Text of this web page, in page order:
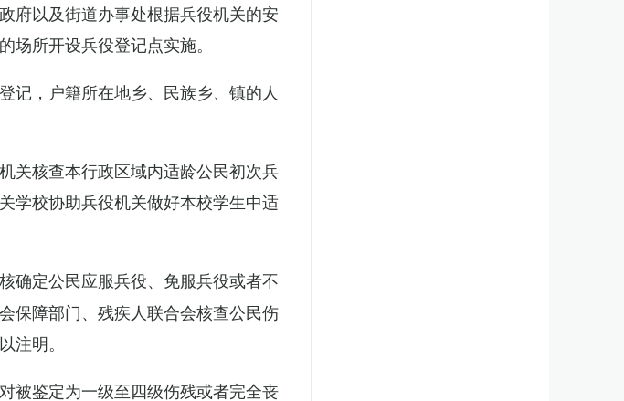
府以及街道办事处根据兵役机关的安
所开设兵役登记点实施。
记，户籍所在地乡、民族乡、镇的人
关核查本行政区域内适龄公民初次兵
学校协助兵役机关做好本校学生中适
确定公民应服兵役、免服兵役或者不
保障部门、残疾人联合会核查公民伤
注明。
被鉴定为一级至四级伤残或者完全丧